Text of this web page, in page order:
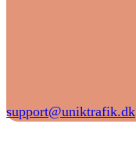
support@uniktrafik.dk